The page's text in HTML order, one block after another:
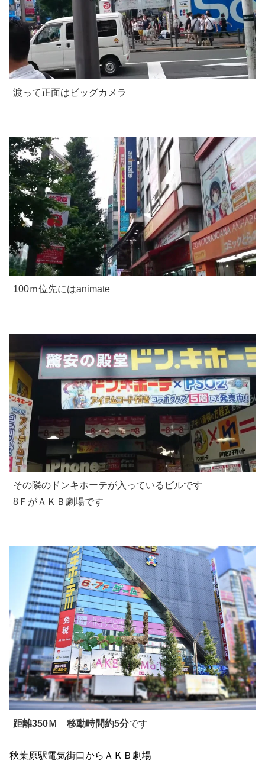
渡って正面はビッグカメラ
100ｍ位先にはanimate
その隣のドンキホーテが入っているビルです
8ＦがＡＫＢ劇場です
距離350Ｍ 移動時間約5分です
秋葉原駅電気街口からＡＫＢ劇場